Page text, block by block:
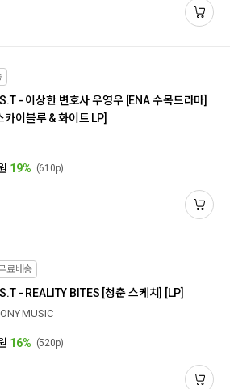
- 이상한 변호사 우영우 [ENA 수목드라마]
카이블루 & 화이트 LP]
19% (610p)
료배송
- REALITY BITES [청춘 스케치] [LP]
MUSIC
16% (520p)